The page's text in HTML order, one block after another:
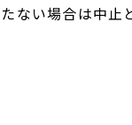
ない場合は中止